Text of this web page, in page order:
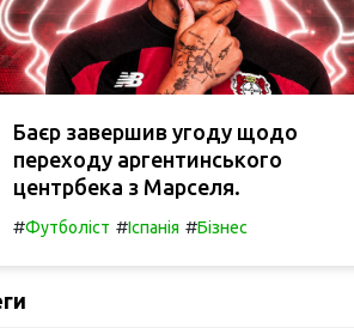
Баєр завершив угоду щодо
переходу аргентинського
центрбека з Марселя.
#Футболіст #Іспанія #Бізнес